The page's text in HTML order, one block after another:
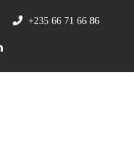
+235 66 71 66 86